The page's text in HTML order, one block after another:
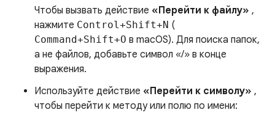
Чтобы вызвать действие «Перейти к файлу» ,
нажмите Control+Shift+N (
Command+Shift+O в macOS). Для поиска папок,
а не файлов, добавьте символ «/» в конце
выражения.
Используйте действие «Перейти к символу» ,
чтобы перейти к методу или полю по имени: